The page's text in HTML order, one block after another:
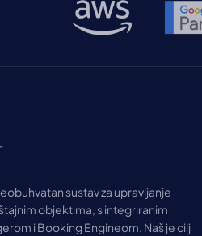
sustav za upravljanje
objektima, s integriranim
i Booking Engineom. Naš je cilj